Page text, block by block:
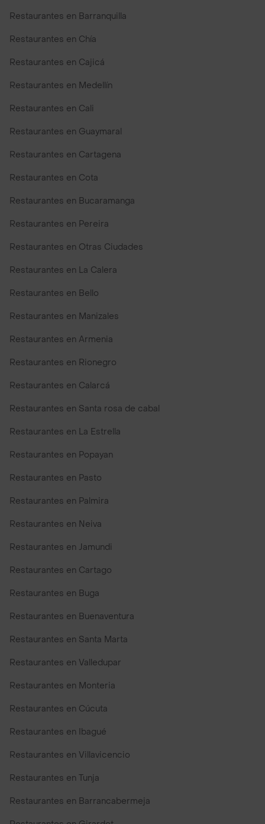
Restaurantes en Barranquilla
Restaurantes en Chía
Restaurantes en Cajicá
Restaurantes en Medellín
Restaurantes en Cali
Restaurantes en Guaymaral
Restaurantes en Cartagena
Restaurantes en Cota
Restaurantes en Bucaramanga
Restaurantes en Pereira
Restaurantes en Otras Ciudades
Restaurantes en La Calera
Restaurantes en Bello
Restaurantes en Manizales
Restaurantes en Armenia
Restaurantes en Rionegro
Restaurantes en Calarcá
Restaurantes en Santa rosa de cabal
Restaurantes en La Estrella
Restaurantes en Popayan
Restaurantes en Pasto
Restaurantes en Palmira
Restaurantes en Neiva
Restaurantes en Jamundi
Restaurantes en Cartago
Restaurantes en Buga
Restaurantes en Buenaventura
Restaurantes en Santa Marta
Restaurantes en Valledupar
Restaurantes en Monteria
Restaurantes en Cúcuta
Restaurantes en Ibagué
Restaurantes en Villavicencio
Restaurantes en Tunja
Restaurantes en Barrancabermeja